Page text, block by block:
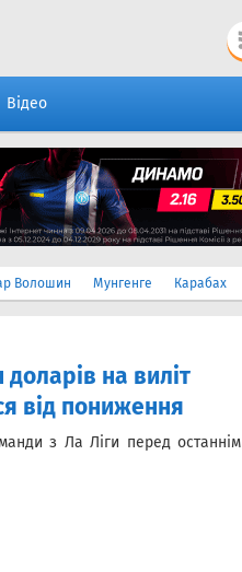
Відео
Волошин Мунгенге Карабах
на виліт
від пониження
з Ла Ліги перед останнім